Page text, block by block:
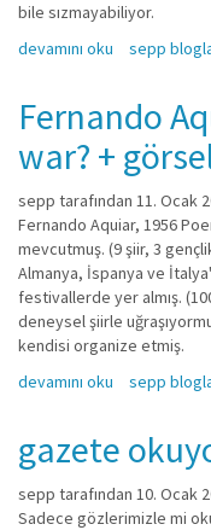
bile sızmayabiliyor.
bulanık zihin hakkında
devamını oku sepp
Fernando
war? +
sepp tarafından 11. Ocak
Fernando Aquiar, 1956
mevcutmuş. (9 şiir, 3
Almanya, İspanya ve
festivallerde yer almış.
deneysel şiirle
kendisi organize etmiş.
Fernando Aquiar: what's
devamını oku sepp
gazete
sepp tarafından 10. Ocak
Sadece gözlerimizle mi